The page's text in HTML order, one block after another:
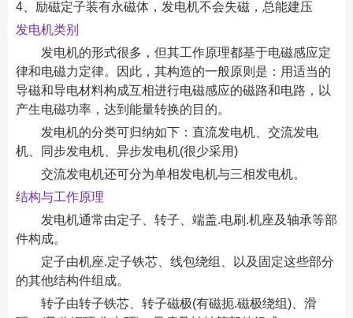
4、励磁定子装有永磁体，发电机不会失磁，总能建压
发电机类别
发电机的形式很多，但其工作原理都基于电磁感应定
律和电磁力定律。因此，其构造的一般原则是：用适当的
导磁和导电材料构成互相进行电磁感应的磁路和电路，以
产生电磁功率，达到能量转换的目的。
发电机的分类可归纳如下：直流发电机、交流发电
机、同步发电机、异步发电机(很少采用)
交流发电机还可分为单相发电机与三相发电机。
结构与工作原理
发电机通常由定子、转子、端盖.电刷.机座及轴承等部
件构成。
定子由机座.定子铁芯、线包绕组、以及固定这些部分
的其他结构件组成。
转子由转子铁芯、转子磁极(有磁扼.磁极绕组)、滑